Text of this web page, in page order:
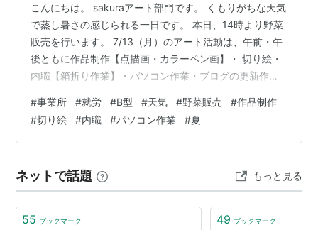
こんにちは。 sakuraアート部門です。 くもりがちな天気
で蒸し暑さの感じられる一日です。 本日、14時より野菜
販売を行います。 7/13（月）のアート活動は、午前・午
後ともに作品制作【点描画・カラーペン画】・ 切り絵・
内職【箱折り作業】・パソコン作業・ブログの更新作業
最近、暑い日が続いてます。 先週末は、札幌市内で【花
火大会】がありました。 夏ならではのイベントもだんだ
ん始まります。 皆さん、涼しい場所での休憩や水分・塩
しょうね！
#事業所 #就労 #B型 #天気 #野菜販売 #作品制作
#切り絵 #内職 #パソコン作業 #夏
ネットで話題 もっと見る
55 ブックマーク 49 ブックマーク